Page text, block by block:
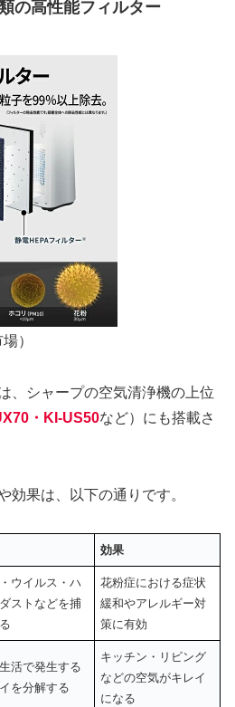
の高性能フィルター
）
、シャープの空気清浄機の上位
・KI-US50など）にも搭載さ
効果は、以下の通りです。
効果
ウイルス・ハ
ストなどを捕
花粉症における症状
緩和やアレルギー対
策に有効
活で発生する
を分解する
キッチン・リビング
などの空気がキレイ
になる